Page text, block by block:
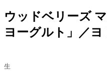
ウッドベリーズ
ヨーグルト」／ヨ
生